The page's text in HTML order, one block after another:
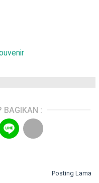
BAGIKAN :
Posting Lama